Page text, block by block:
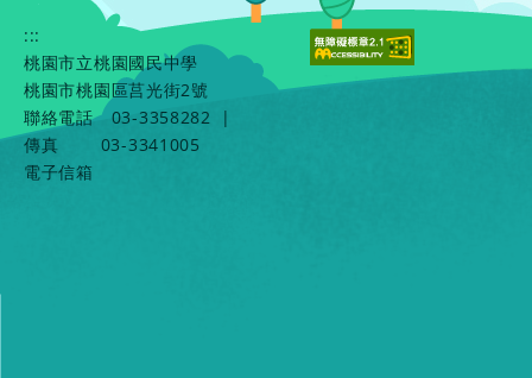
:::
桃園市立桃園國民中學
桃園市桃園區莒光街2號
聯絡電話
03-3358282
|
傳真
03-3341005
電子信箱